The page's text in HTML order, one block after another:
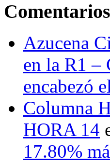
Comentarios
Azucena
en la R1 –
encabezó
Columna
HORA 14
17.80%